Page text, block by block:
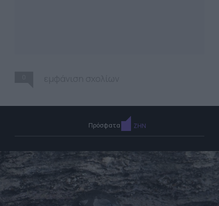
Πρόσφατα ΖΗΝ